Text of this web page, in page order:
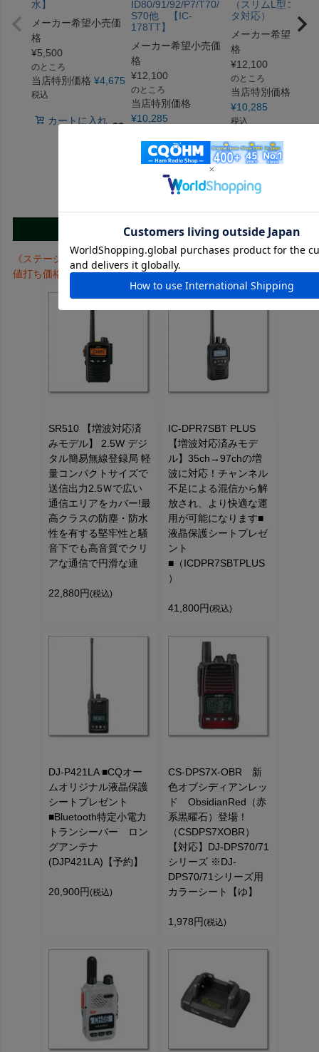
水】
メーカー希望小売価
格
¥5,500
のところ
当店特別価格 ¥4,675
税込
カートに入れ
ID80/91/92/P7/T70/
S70他 【IC-
178TT】
メーカー希望小売価
格
¥12,100
のところ
当店特別価格
¥10,285
カートに入れ
る
（スリムL型コネク
タ対応）
メーカー希望小売
格
¥12,100
のところ
当店特別価格
¥10,285
税込
カートに入れ
る
この商品を見た人はこちらの商品もチェックしています
《ステージ価格が設定されている商品はログインするとさらにお
値打ち価格になります！》
SR510 【増波対応済
みモデル】 2.5W デジ
タル簡易無線登録局 軽
量コンパクトサイズで
送信出力2.5Ｗで広い
通信エリアをカバー!最
高クラスの防塵・防水
性を有する堅牢性と騒
音下でも高音質でクリ
アな通信で円滑な連
22,880円(税込)
IC-DPR7SBT PLUS
【増波対応済みモデ
ル】35ch→97chの増
波に対応！チャンネル
不足による混信から解
放され、より快適な運
用が可能になります■
液晶保護シートプレゼ
ント
■（ICDPR7SBTPLUS
）
41,800円(税込)
DJ-P421LA ■CQオー
ムオリジナル液晶保護
シートプレゼント
■Bluetooth特定小電力
トランシーバー ロン
グアンテナ
(DJP421LA)【予約】
20,900円(税込)
CS-DPS7X-OBR 新
色オブシディアンレッ
ド ObsidianRed（赤
系黒曜石）登場！
（CSDPS7XOBR）
【対応】DJ-DPS70/71
シリーズ ※DJ-
DPS70/71シリーズ用
カラーシート【ゆ】
1,978円(税込)